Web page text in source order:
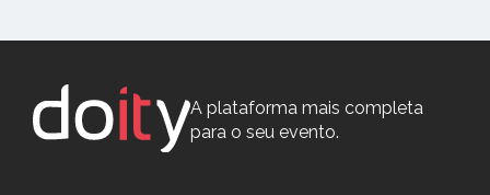
A plataforma mais completa
para o seu evento.